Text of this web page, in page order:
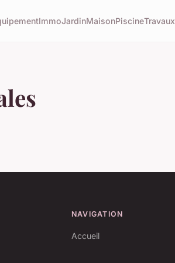
ImmoJardinMaisonPiscineTravaux
NAVIGATION
Accueil